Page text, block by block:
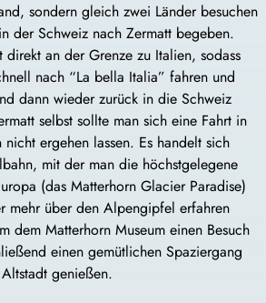
sondern gleich zwei Länder besuchen
der Schweiz nach Zermatt begeben.
an der Grenze zu Italien, sodass
nach “La bella Italia” fahren und
dann wieder zurück in die Schweiz
selbst sollte man sich eine Fahrt in
ergehen lassen. Es handelt sich
mit der man die höchstgelegene
(das Matterhorn Glacier Paradise)
mehr über den Alpengipfel erfahren
dem Matterhorn Museum einen Besuch
einen gemütlichen Spaziergang
genießen.